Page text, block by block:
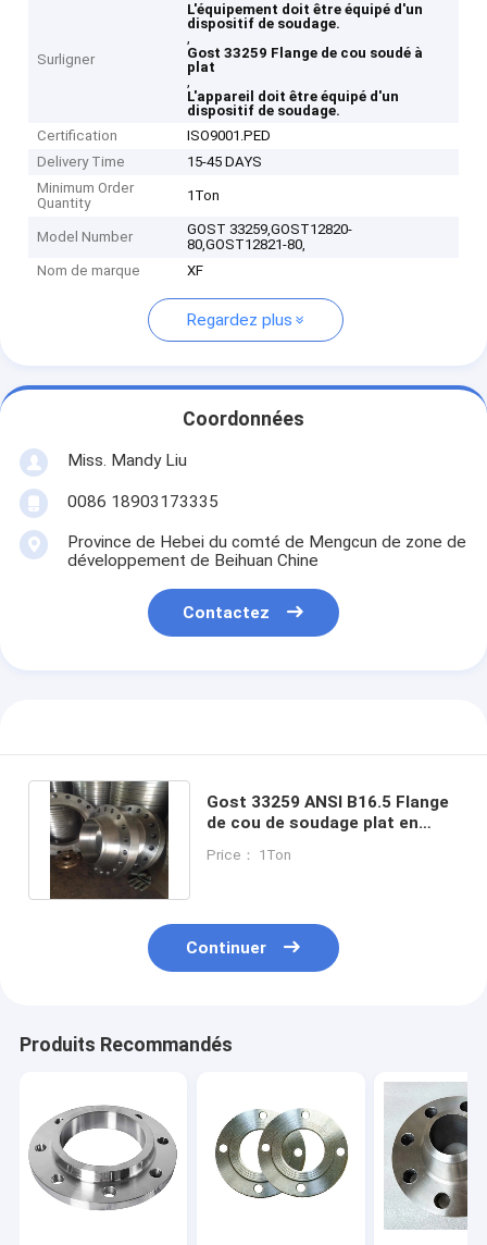
Surligner
L'équipement doit être équipé d'un
dispositif de soudage.
,
Gost 33259 Flange de cou soudé à
plat
,
L'appareil doit être équipé d'un
dispositif de soudage.
Certification
ISO9001.PED
Delivery Time
15-45 DAYS
Minimum Order
Quantity
1Ton
Model Number
GOST 33259,GOST12820-
80,GOST12821-80,
Nom de marque
XF
Regardez plus
Coordonnées
Miss. Mandy Liu
0086 18903173335
Province de Hebei du comté de Mengcun de zone de
développement de Beihuan Chine
Contactez
Gost 33259 ANSI B16.5 Flange
de cou de soudage plat en
Price： 1Ton
Continuer
Produits Recommandés